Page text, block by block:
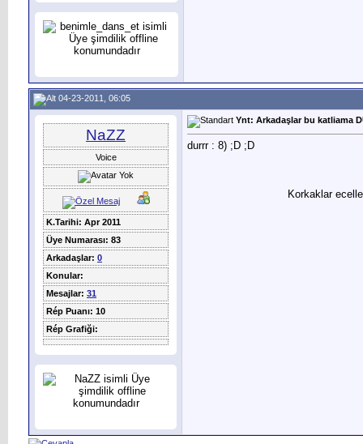
04-23-2011, 06:05
NaZZ
Voice
K.Tarihi: Apr 2011
Üye Numarası: 83
Arkadaşlar: 0
Konular:
Mesajlar: 31
Rép Puanı: 10
Rép Grafiği:
Ynt: Arkadaşlar bu katliama
durrr : 8) ;D ;D
Korkaklar